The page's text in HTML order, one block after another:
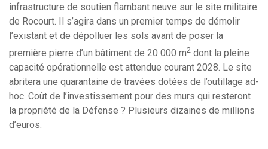
infrastructure de soutien flambant neuve sur le site militaire
de Rocourt. Il s’agira dans un premier temps de démolir
l’existant et de dépolluer les sols avant de poser la
première pierre d’un bâtiment de 20 000 m2 dont la pleine
capacité opérationnelle est attendue courant 2028. Le site
abritera une quarantaine de travées dotées de l’outillage ad-
hoc. Coût de l’investissement pour des murs qui resteront
la propriété de la Défense ? Plusieurs dizaines de millions
d’euros.